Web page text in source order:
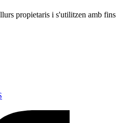
propietaris i s'utilitzen amb fins